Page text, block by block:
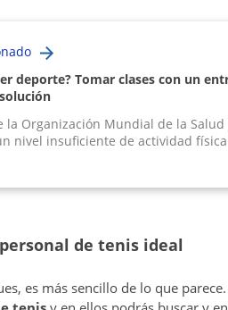
deporte? Tomar clases con un
la Organización Mundial de la Salud
nivel insuficiente de actividad
de tenis ideal
es más sencillo de lo que